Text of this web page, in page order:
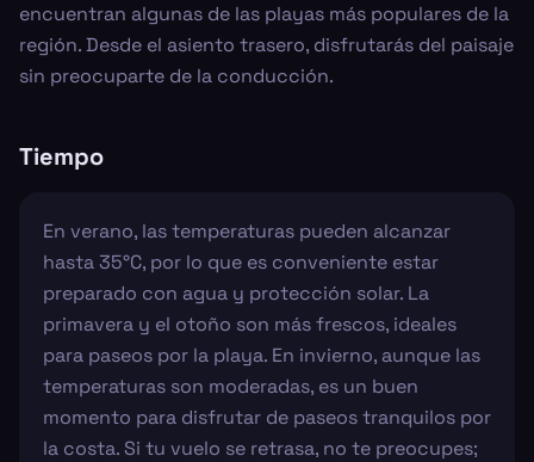
encuentran algunas de las playas más populares de la
región. Desde el asiento trasero, disfrutarás del paisaje
sin preocuparte de la conducción.
Tiempo
En verano, las temperaturas pueden alcanzar
hasta 35°C, por lo que es conveniente estar
preparado con agua y protección solar. La
primavera y el otoño son más frescos, ideales
para paseos por la playa. En invierno, aunque las
temperaturas son moderadas, es un buen
momento para disfrutar de paseos tranquilos por
la costa. Si tu vuelo se retrasa, no te preocupes;